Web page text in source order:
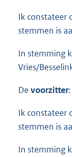
Ik constateer
stemmen is
In stemming
Vries/
De voorzitter:
Ik constateer
stemmen is
In stemming